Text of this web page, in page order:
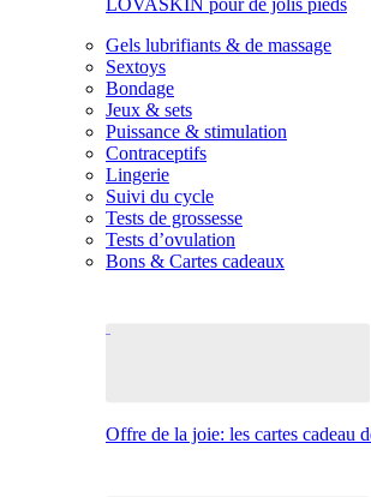
LOVASKIN pour de jolis pieds
Gels lubrifiants & de massage
Sextoys
Bondage
Jeux & sets
Puissance & stimulation
Contraceptifs
Lingerie
Suivi du cycle
Tests de grossesse
Tests d’ovulation
Bons & Cartes cadeaux
Offre de la joie: les cartes cadeau